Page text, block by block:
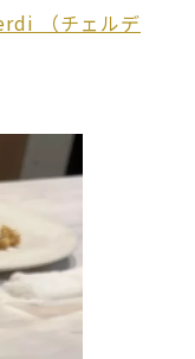
（チェルデ